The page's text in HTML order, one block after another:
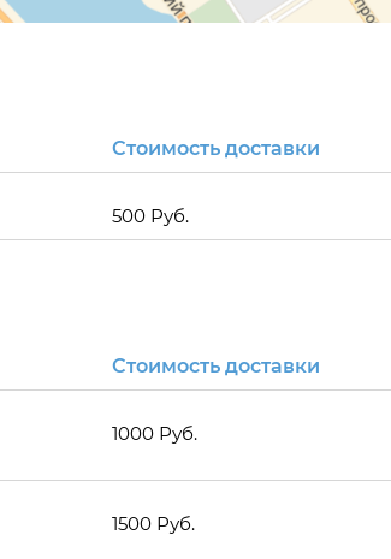
Стоимость доставки
500 Руб.
Стоимость доставки
1000 Руб.
1500 Руб.